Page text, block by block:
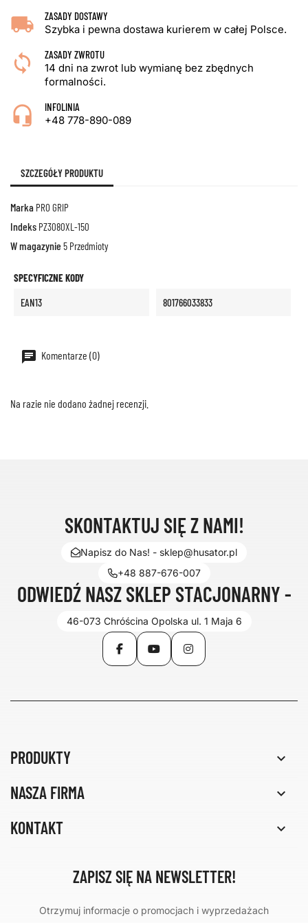
ZASADY DOSTAWY
Szybka i pewna dostawa kurierem w całej Polsce.
ZASADY ZWROTU
14 dni na zwrot lub wymianę bez zbędnych
formalności.
INFOLINIA
+48 778-890-089
SZCZEGÓŁY PRODUKTU
Marka PRO GRIP
Indeks PZ3080XL-150
W magazynie 5 Przedmioty
SPECYFICZNE KODY
EAN13
801766033833
Komentarze (0)
Na razie nie dodano żadnej recenzji.
SKONTAKTUJ SIĘ Z NAMI!
Napisz do Nas! - sklep@husator.pl
+48 887-676-007
ODWIEDŹ NASZ SKLEP STACJONARNY -
46-073 Chróścina Opolska ul. 1 Maja 6
FacebookYouTubeInstagram
PRODUKTY 
NASZA FIRMA 
KONTAKT 
ZAPISZ SIĘ NA NEWSLETTER!
Otrzymuj informacje o promocjach i wyprzedażach